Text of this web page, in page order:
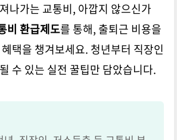
나가는 교통비, 아깝지 않으신가
비 환급제도를 통해, 출퇴근 비용을
택을 챙겨보세요. 청년부터 직장인
수 있는 실전 꿀팁만 담았습니다.